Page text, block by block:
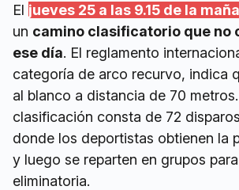
El jueves 25 a las 9.15 de la
un camino clasificatorio que no
ese día. El reglamento
categoría de arco recurvo, indica
al blanco a distancia de 70
clasificación consta de 72
donde los deportistas obtienen la
y luego se reparten en grupos
eliminatoria.